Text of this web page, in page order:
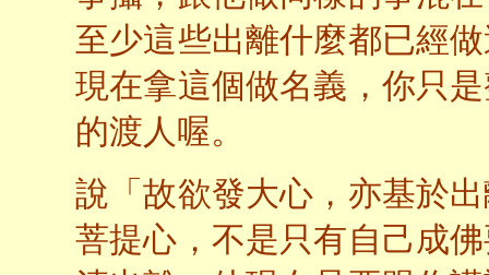
至少這些出離什麼都已經
現在拿這個做名義，你只
的渡人喔。
說「故欲發大心，亦基於
菩提心，不是只有自己成